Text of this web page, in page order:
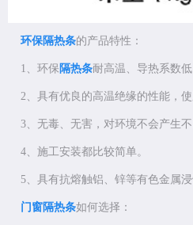
环保隔热条的产品特性：
1、环保 隔热条耐高温、导热系数低
2、具有优良的高温绝缘的性能，使
3、无毒、无害，对环境不会产生不
4、施工安装都比较简单。
5、具有抗熔触铝、锌等有色金属浸
门窗隔热条如何选择：